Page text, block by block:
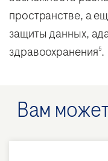
пространстве, а
защиты данных,
здравоохранения5.
Вам